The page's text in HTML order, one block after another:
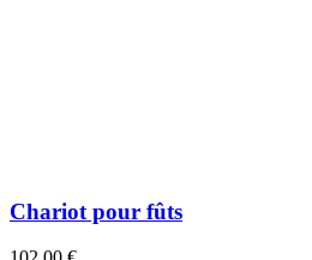
Chariot pour fûts